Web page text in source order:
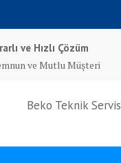
ve Hızlı Çözüm
ve Mutlu Müşteri
Beko Teknik Servis